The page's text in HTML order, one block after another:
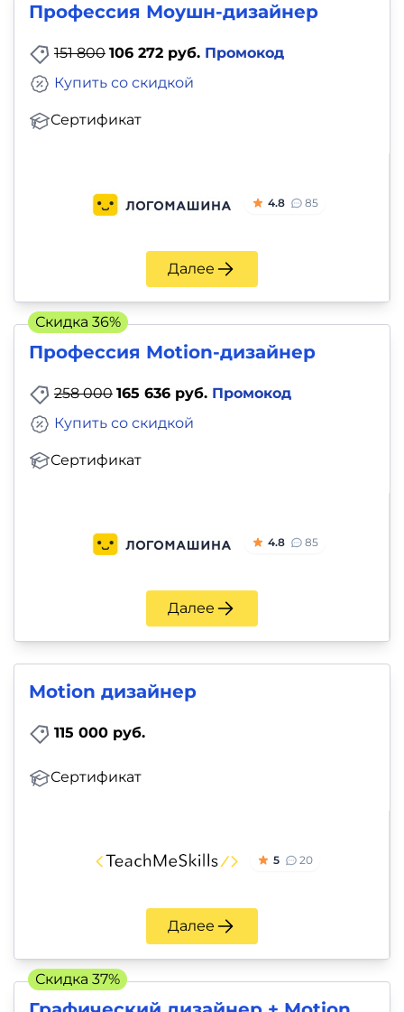
Профессия Моушн-дизайнер
151 800 106 272 руб. Промокод
Сертификат
Купить со скидкой
4.8 85
Далее
Профессия Motion-дизайнер
258 000 165 636 руб. Промокод
Сертификат
Купить со скидкой
4.8 85
Далее
Скидка 36%
Motion дизайнер
115 000 руб.
Сертификат
5 20
Далее
Скидка 37%